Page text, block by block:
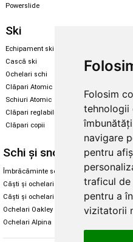
Folosim
tehnologii
navigare
pentru
traficul de
pentru a
vizitatorii
Powerslide
Ski
Echipament ski
Cască ski
Ochelari schi
Clăpari Atomic
Schiuri Atomic
Clăpari reglabili
Clăpari copii
Schi și snowboard
Îmbrăcăminte schi și snowboard
Căști și ochelari de iarnă
Căști și ochelari Alpina
Ochelari Oakley
Ochelari Alpina